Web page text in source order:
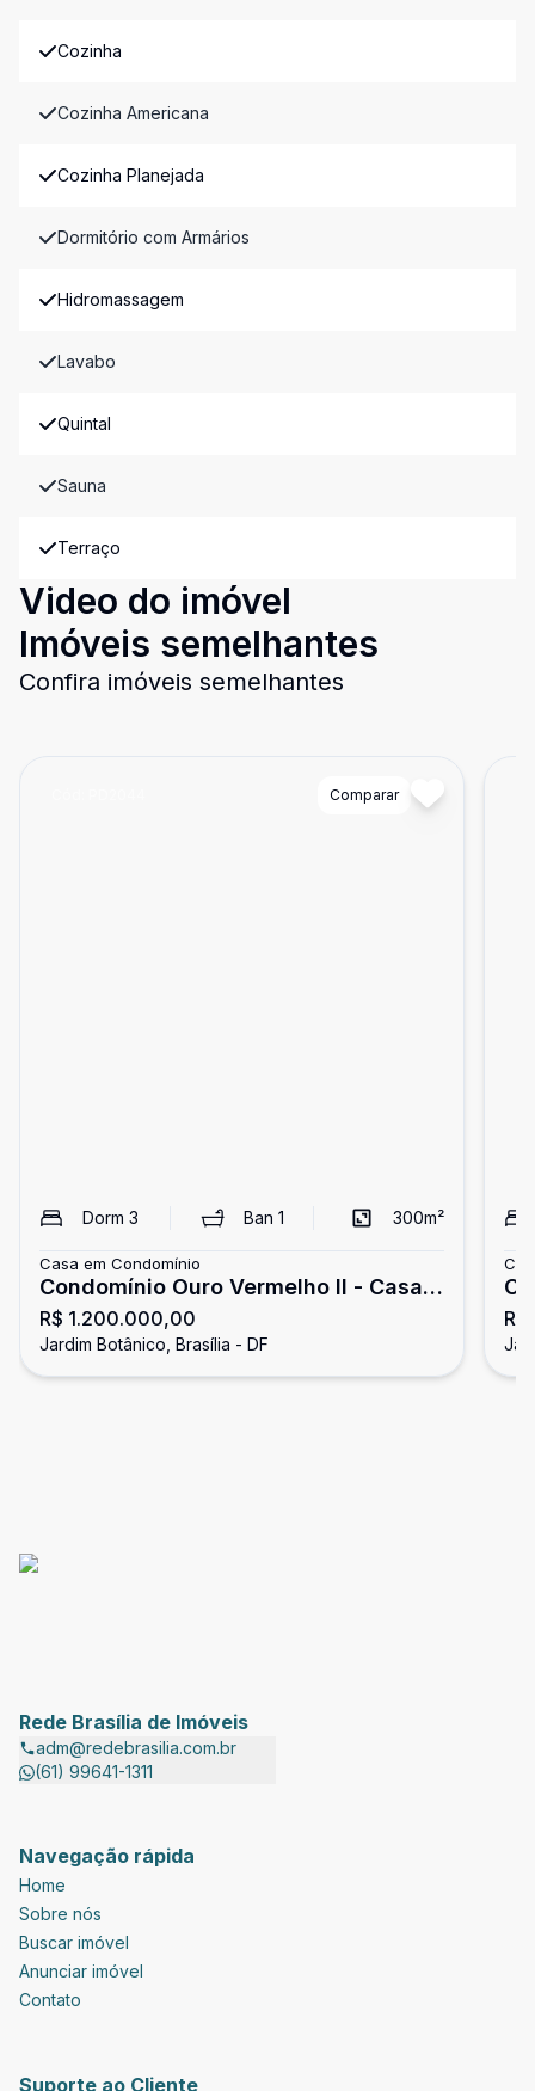
Cozinha
Cozinha Americana
Cozinha Planejada
Dormitório com Armários
Hidromassagem
Lavabo
Quintal
Sauna
Terraço
Video do imóvel
Imóveis semelhantes
Confira imóveis semelhantes
Comparar
Dorm 3 Ban 1 300m²
Casa em Condomínio
Condomínio Ouro Vermelho II - Casa à
venda, 3 quartos, área de lazer
completa - Setor Habitacional Jardim
R$ 1.200.000,00
Jardim Botânico, Brasília - DF
Rede Brasília de Imóveis
adm@redebrasilia.com.br
(61) 99641-1311
Navegação rápida
Home
Sobre nós
Buscar imóvel
Anunciar imóvel
Contato
Suporte ao Cliente